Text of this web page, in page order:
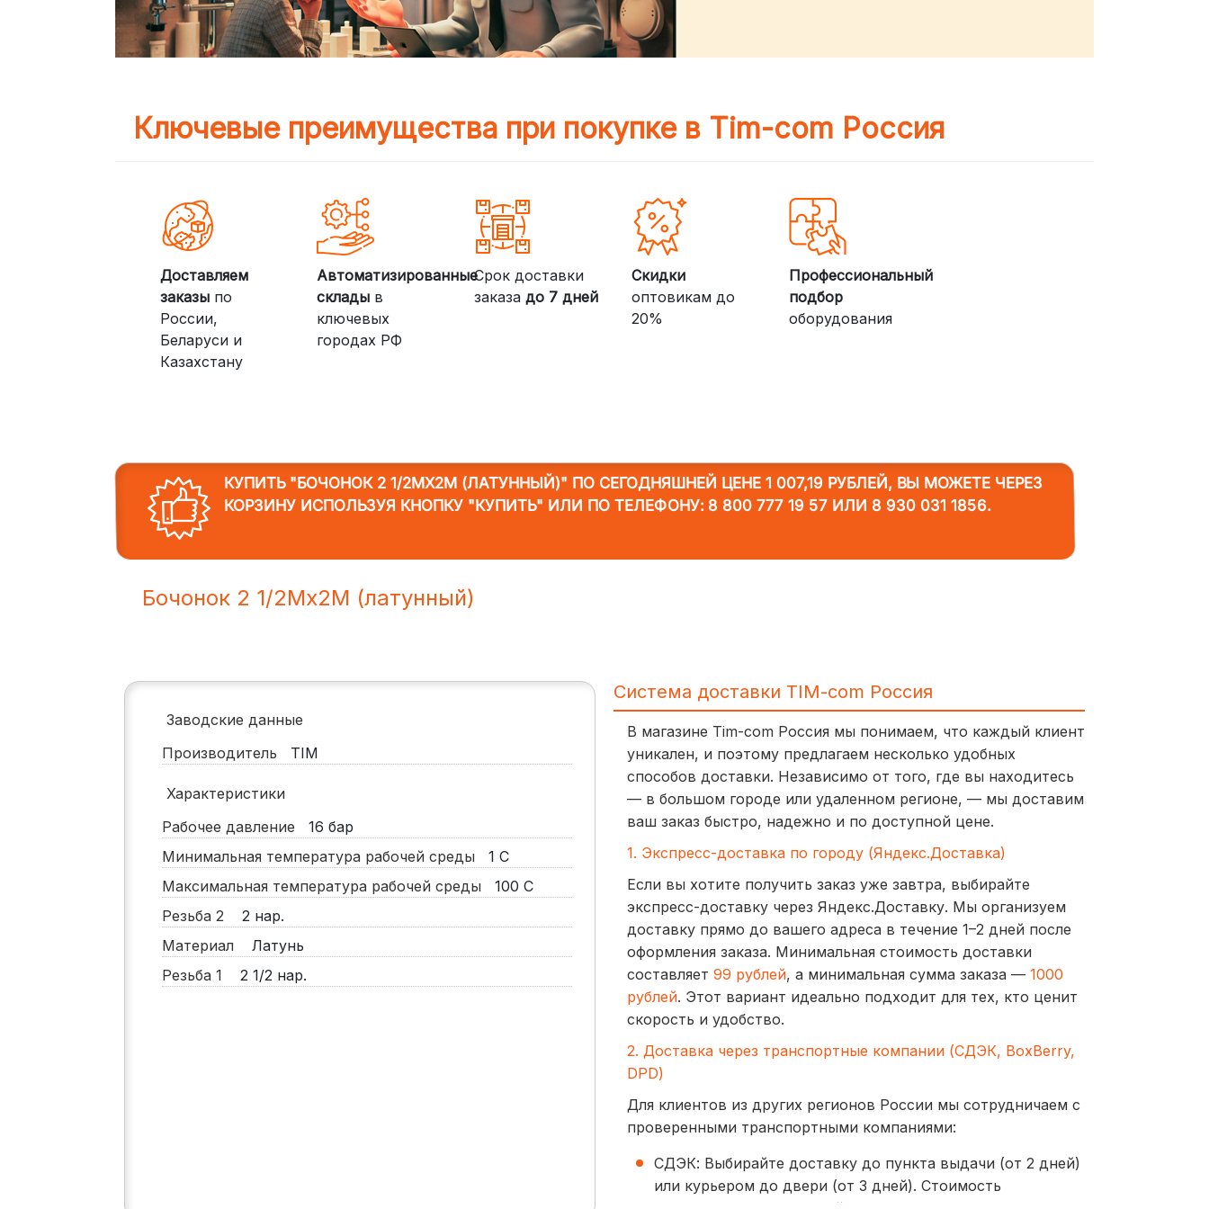
Ключевые преимущества при покупке в Tim-com Россия
Доставляем
заказыпо
России,
Беларуси и
Казахстану
Автоматизированные
склады в
ключевых
городах РФ
Срок доставки
заказадо 7 дней
Скидки
оптовикам до
20%
Профессиональный
подбор
оборудования
КУПИТЬ "БОЧОНОК 2 1/2MХ2M (ЛАТУННЫЙ)"ПО СЕГОДНЯШНЕЙ ЦЕНЕ 1 007,19 РУБЛЕЙ, ВЫ МОЖЕТЕ ЧЕРЕЗ
КОРЗИНУ ИСПОЛЬЗУЯ КНОПКУ "КУПИТЬ" ИЛИ ПО ТЕЛЕФОНУ: 8 800 777 19 57ИЛИ 8 930 031 1856.
Бочонок 2 1/2Mх2M (латунный)
Заводские данные
Производитель
TIM
Характеристики
Рабочее давление
16 бар
Минимальная температура рабочей среды
1 С
Максимальная температура рабочей среды
100 С
Резьба 2
2 нар.
Материал
Латунь
Резьба 1
2 1/2 нар.
Система доставки TIM-com Россия
В магазине Tim-com Россия мы понимаем, что каждый клиент
уникален, и поэтому предлагаем несколько удобных
способов доставки. Независимо от того, где вы находитесь
— в большом городе или удаленном регионе, — мы доставим
ваш заказ быстро, надежно и по доступной цене.
1. Экспресс-доставка по городу (Яндекс.Доставка)
Если вы хотите получить заказ уже завтра, выбирайте
экспресс-доставку через Яндекс.Доставку. Мы организуем
доставку прямо до вашего адреса в течение 1–2 дней после
оформления заказа. Минимальная стоимость доставки
составляет 99 рублей, а минимальная сумма заказа — 1000
рублей. Этот вариант идеально подходит для тех, кто ценит
скорость и удобство.
2. Доставка через транспортные компании (СДЭК, BoxBerry,
DPD)
Для клиентов из других регионов России мы сотрудничаем с
проверенными транспортными компаниями:
СДЭК: Выбирайте доставку до пункта выдачи (от 2 дней)
или курьером до двери (от 3 дней). Стоимость